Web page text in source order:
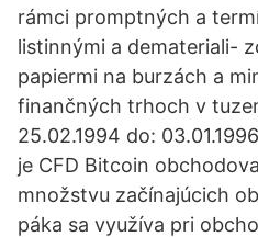
rámci promptných a
listinnými a demateriali-
papiermi na burzách a
finančných trhoch v
25.02.1994 do:
je CFD Bitcoin
množstvu začínajúcich
páka sa využíva pri